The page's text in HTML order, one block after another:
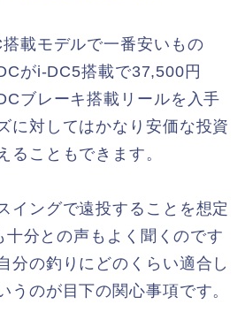
載モデルで一番安いもの
がi-DC5搭載で37,500円
ブレーキ搭載リールを入手
に対してはかなり安価な投資
ることもできます。
イングで遠投することを想定
分との声もよく聞くのです
分の釣りにどのくらい適合し
うのが目下の関心事項です。